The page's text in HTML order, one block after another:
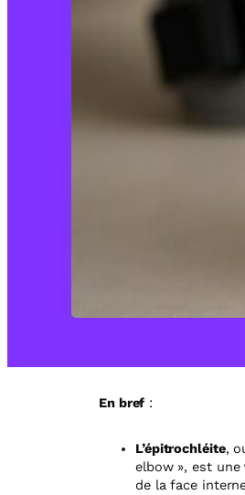
En bref :
L’épitrochléite,
elbow », est une
de la face